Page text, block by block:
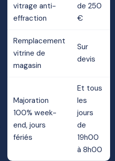
vitrage anti-
effraction
de 250
€
Remplacement
vitrine de
magasin
Sur
devis
Majoration
100% week-
end, jours
fériés
Et tous
les
jours
de
19h00
à 8h00